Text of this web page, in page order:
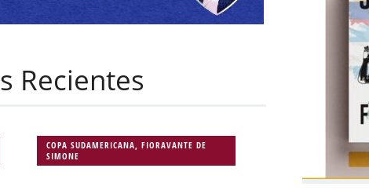
Recientes
COPA SUDAMERICANA, FIORAVANTE DE
SIMONE